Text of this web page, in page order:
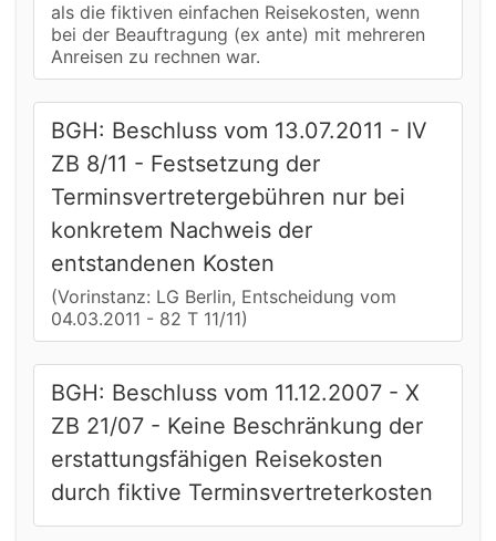
als die fiktiven einfachen Reisekosten, wenn
bei der Beauftragung (ex ante) mit mehreren
Anreisen zu rechnen war.
BGH: Beschluss vom 13.07.2011 - IV
ZB 8/11 - Festsetzung der
Terminsvertretergebühren nur bei
konkretem Nachweis der
entstandenen Kosten
(Vorinstanz: LG Berlin, Entscheidung vom
04.03.2011 - 82 T 11/11)
BGH: Beschluss vom 11.12.2007 - X
ZB 21/07 - Keine Beschränkung der
erstattungsfähigen Reisekosten
durch fiktive Terminsvertreterkosten